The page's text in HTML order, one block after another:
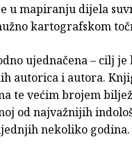
u mapiranju dijela
kartografskom
ujednačena – cilj
autorica i autora.
te većim brojem
od najvažnijih
nekoliko godina.